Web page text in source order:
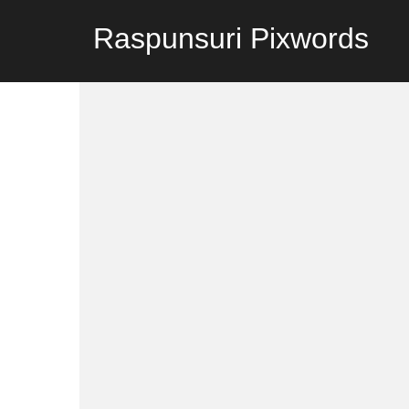
Raspunsuri Pixwords